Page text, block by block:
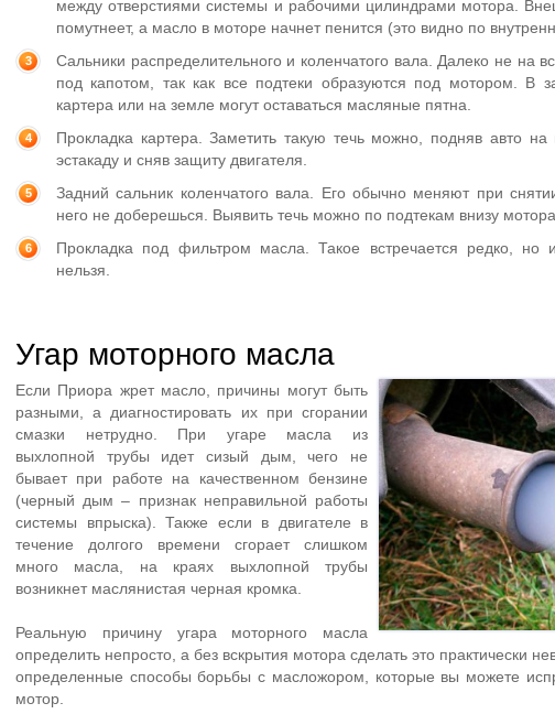
между отверстиями системы и рабочими цилиндрами мотора.
помутнеет, а масло в моторе начнет пенится (это видно по
Сальники распределительного и коленчатого вала. Далеко не на
под капотом, так как все подтеки образуются под мотором. В
картера или на земле могут оставаться масляные пятна.
Прокладка картера. Заметить такую течь можно, подняв авто
эстакаду и сняв защиту двигателя.
Задний сальник коленчатого вала. Его обычно меняют при
него не доберешься. Выявить течь можно по подтекам внизу
Прокладка под фильтром масла. Такое встречается редко, но
нельзя.
Угар моторного масла
Если Приора жрет масло, причины могут быть
разными, а диагностировать их при сгорании
смазки нетрудно. При угаре масла из
выхлопной трубы идет сизый дым, чего не
бывает при работе на качественном бензине
(черный дым – признак неправильной работы
системы впрыска). Также если в двигателе в
течение долгого времени сгорает слишком
много масла, на краях выхлопной трубы
возникнет маслянистая черная кромка.
Реальную причину угара моторного масла
определить непросто, а без вскрытия мотора сделать это практически
определенные способы борьбы с масложором, которые вы можете
мотор.